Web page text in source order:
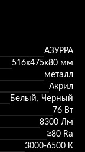
АЗУРРА
516x475х80 мм
металл
Акрил
Белый, Черный
76 Вт
8300 Лм
≥80 Ra
3000-6500 К